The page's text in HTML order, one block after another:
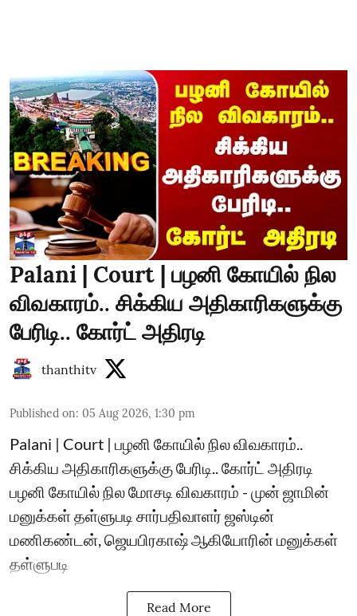
Palani | Court | பழனி கோயில் நில
விவகாரம்.. சிக்கிய அதிகாரிகளுக்கு
பேரிடி.. கோர்ட் அதிரடி
thanthitv
Published on: 05 Aug 2026, 1:30 pm
Palani | Court | பழனி கோயில் நில விவகாரம்..
சிக்கிய அதிகாரிகளுக்கு பேரிடி.. கோர்ட் அதிரடி
பழனி கோயில் நில மோசடி விவகாரம் - முன் ஜாமின்
மனுக்கள் தள்ளுபடி சார்பதிவாளர் ஜஸ்டின்
மணிகண்டன், ஜெயபிரகாஷ் ஆகியோரின் மனுக்கள்
தள்ளுபடி
Read More